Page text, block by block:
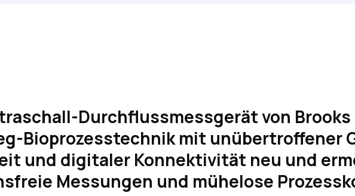
Durchflussmessgerät von
Bioprozesstechnik mit unübertroffener
und digitaler Konnektivität neu und
Messungen und mühelose